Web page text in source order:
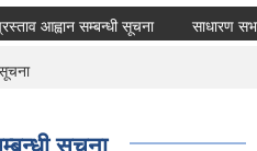
आह्वान सम्बन्धी सूचना साधारण